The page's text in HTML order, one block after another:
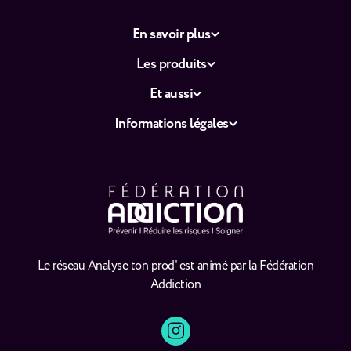
Le réseau Analyse ton prod' est animé par la Fédération
Addiction
En savoir plus
Les produits
Et aussi
Informations légales